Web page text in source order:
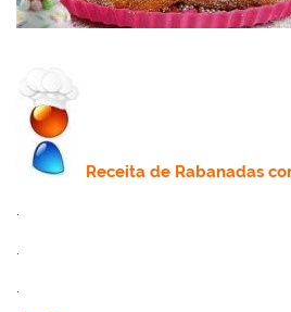
Receitade Rabanadas
.
.
.